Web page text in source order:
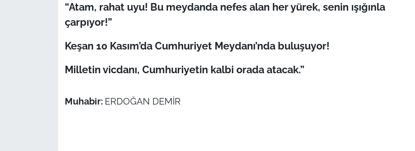
“Atam, rahat uyu! Bu meydanda nefes alan her yürek, senin ışığınla
çarpıyor!”
Keşan 10 Kasım’da Cumhuriyet Meydanı’nda buluşuyor!
Milletin vicdanı, Cumhuriyetin kalbi orada atacak.”
Muhabir: ERDOĞAN DEMİR